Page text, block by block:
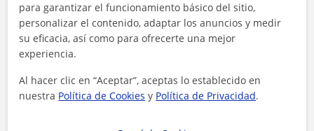
para garantizar el funcionamiento básico del sitio,
personalizar el contenido, adaptar los anuncios y medir
su eficacia, así como para ofrecerte una mejor
experiencia.
Al hacer clic en “Aceptar”, aceptas lo establecido en
nuestra Política de Cookies y Política de Privacidad.